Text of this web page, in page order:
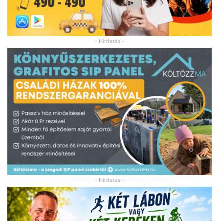
- Hirdetés -
- Hirdetés -